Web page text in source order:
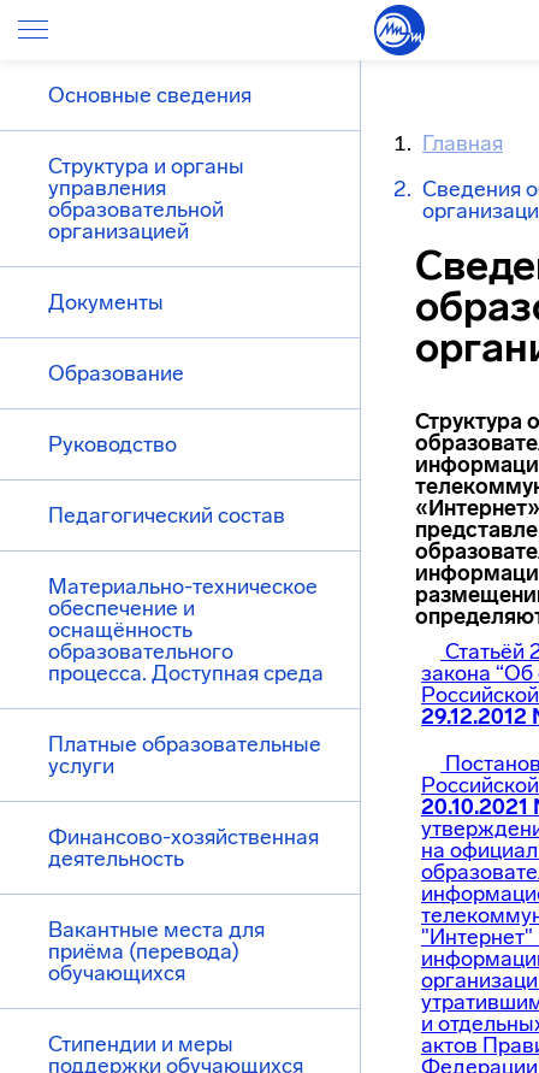
Основные сведения
Структура и органы
управления
образовательной
организацией
Документы
Образование
Руководство
Педагогический состав
Материально-техническое
обеспечение и
оснащённость
образовательного
процесса. Доступная среда
Платные образовательные
услуги
Финансово-хозяйственная
деятельность
Вакантные места для
приёма (перевода)
обучающихся
Стипендии и меры
поддержки обучающихся
Главная
Сведения
Структура
Статьёй
закона
на
"Интернет"
и
актов